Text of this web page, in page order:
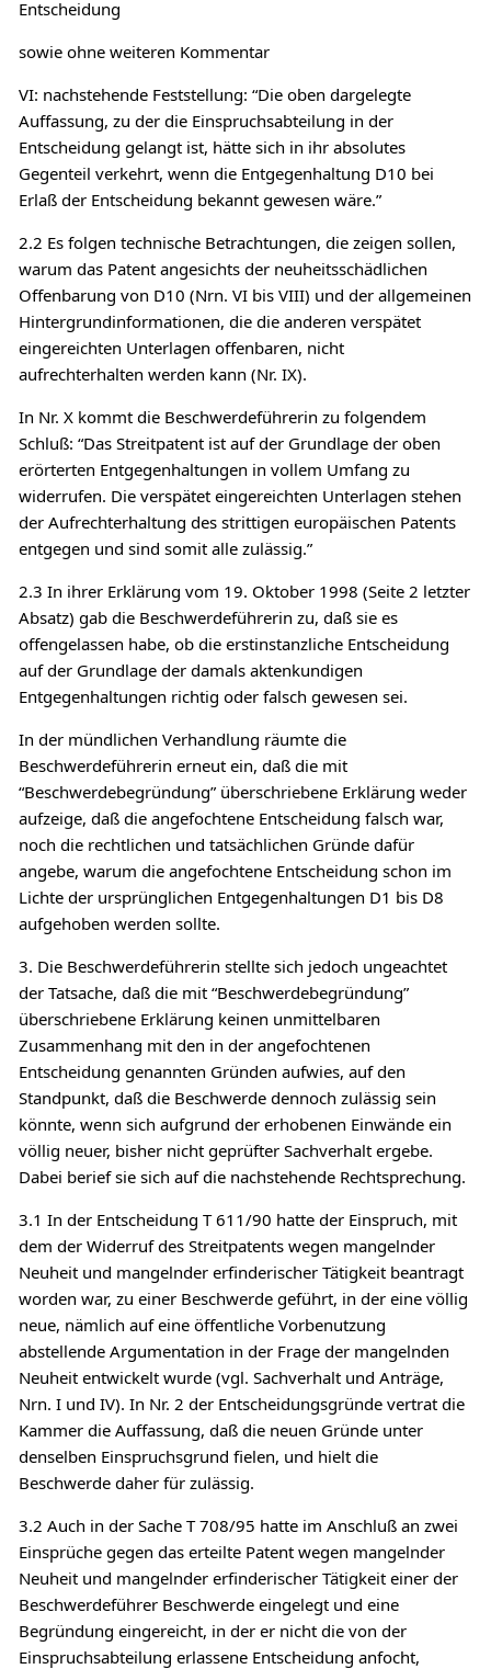
Entscheidung
sowie ohne weiteren Kommentar
VI: nachstehende Feststellung: “Die oben dargelegte
Auffassung, zu der die Einspruchsabteilung in der
Entscheidung gelangt ist, hätte sich in ihr absolutes
Gegenteil verkehrt, wenn die Entgegenhaltung D10 bei
Erlaß der Entscheidung bekannt gewesen wäre.”
2.2 Es folgen technische Betrachtungen, die zeigen sollen,
warum das Patent angesichts der neuheitsschädlichen
Offenbarung von D10 (Nrn. VI bis VIII) und der allgemeinen
Hintergrundinformationen, die die anderen verspätet
eingereichten Unterlagen offenbaren, nicht
aufrechterhalten werden kann (Nr. IX).
In Nr. X kommt die Beschwerdeführerin zu folgendem
Schluß: “Das Streitpatent ist auf der Grundlage der oben
erörterten Entgegenhaltungen in vollem Umfang zu
widerrufen. Die verspätet eingereichten Unterlagen stehen
der Aufrechterhaltung des strittigen europäischen Patents
entgegen und sind somit alle zulässig.”
2.3 In ihrer Erklärung vom 19. Oktober 1998 (Seite 2 letzter
Absatz) gab die Beschwerdeführerin zu, daß sie es
offengelassen habe, ob die erstinstanzliche Entscheidung
auf der Grundlage der damals aktenkundigen
Entgegenhaltungen richtig oder falsch gewesen sei.
In der mündlichen Verhandlung räumte die
Beschwerdeführerin erneut ein, daß die mit
“Beschwerdebegründung” überschriebene Erklärung weder
aufzeige, daß die angefochtene Entscheidung falsch war,
noch die rechtlichen und tatsächlichen Gründe dafür
angebe, warum die angefochtene Entscheidung schon im
Lichte der ursprünglichen Entgegenhaltungen D1 bis D8
aufgehoben werden sollte.
3. Die Beschwerdeführerin stellte sich jedoch ungeachtet
der Tatsache, daß die mit “Beschwerdebegründung”
überschriebene Erklärung keinen unmittelbaren
Zusammenhang mit den in der angefochtenen
Entscheidung genannten Gründen aufwies, auf den
Standpunkt, daß die Beschwerde dennoch zulässig sein
könnte, wenn sich aufgrund der erhobenen Einwände ein
völlig neuer, bisher nicht geprüfter Sachverhalt ergebe.
Dabei berief sie sich auf die nachstehende Rechtsprechung.
3.1 In der Entscheidung T 611/90 hatte der Einspruch, mit
dem der Widerruf des Streitpatents wegen mangelnder
Neuheit und mangelnder erfinderischer Tätigkeit beantragt
worden war, zu einer Beschwerde geführt, in der eine völlig
neue, nämlich auf eine öffentliche Vorbenutzung
abstellende Argumentation in der Frage der mangelnden
Neuheit entwickelt wurde (vgl. Sachverhalt und Anträge,
Nrn. I und IV). In Nr. 2 der Entscheidungsgründe vertrat die
Kammer die Auffassung, daß die neuen Gründe unter
denselben Einspruchsgrund fielen, und hielt die
Beschwerde daher für zulässig.
3.2 Auch in der Sache T 708/95 hatte im Anschluß an zwei
Einsprüche gegen das erteilte Patent wegen mangelnder
Neuheit und mangelnder erfinderischer Tätigkeit einer der
Beschwerdeführer Beschwerde eingelegt und eine
Begründung eingereicht, in der er nicht die von der
Einspruchsabteilung erlassene Entscheidung anfocht,